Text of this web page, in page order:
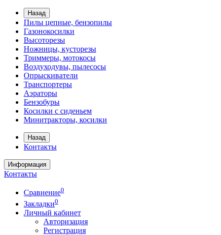
Назад
Пилы цепные, бензопилы
Газонокосилки
Высоторезы
Ножницы, кусторезы
Триммеры, мотокосы
Воздуходувы, пылесосы
Опрыскиватели
Транспортеры
Аэраторы
Бензобуры
Косилки с сиденьем
Минитракторы, косилки
Назад
Контакты
Информация
Контакты
Сравнение0
Закладки0
Личный кабинет
Авторизация
Регистрация